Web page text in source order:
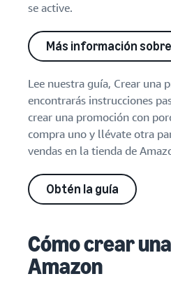
se active.
Más información
Lee nuestra guía, Crear una
encontrarás instrucciones
crear una promoción con
compra uno y llévate otra
vendas en la tienda de
Obtén la guía
Cómo crear
Amazon